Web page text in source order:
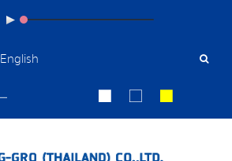
เครื่อ
English